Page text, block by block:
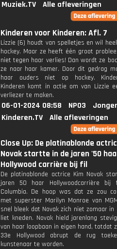
Muziek.TV Alle afleveringen
Kinderen voor Kinderen: Afl. 7
Lizzie (6) houdt van spelletjes en wil
hockey. Maar ze heeft één groot
niet tegen haar verlies! Dan wordt ze
ze naar haar kamer. Door dit gedrag
haar ouders niet op hockey.
Kinderen komt in actie om van Lizzie
verliezer te maken.
06-01-2024 08:58 NPO3
Kinderen.TV
Alle afleveringen
Close Up: De platinablonde
Novak startte in de jaren '50
Hollywood carrière bij fil
De platinablonde actrice Kim Novak
jaren 50 haar Hollywoodcarrière bij
Columbia. De hoop was dat ze zou
met superster Marilyn Monroe van
snel bleek dat Novak zich niet zomaar in
liet kneden. Novak hield jarenlang
van haar loopbaan in eigen hand, totdat
33e Hollywood abrupt de rug
kunstenaar te worden.